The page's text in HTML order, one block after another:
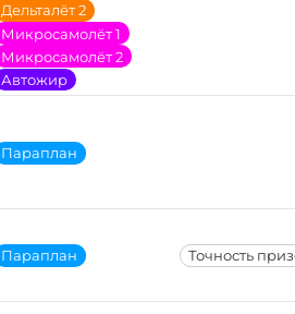
Дельталёт 2
Микросамолёт 1
Микросамолёт 2
Автожир
Параплан
Параплан Точность